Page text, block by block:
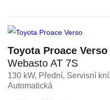
Toyota Proace Verso
Webasto AT 7S
130 kW, Přední, Servisní
Automatická